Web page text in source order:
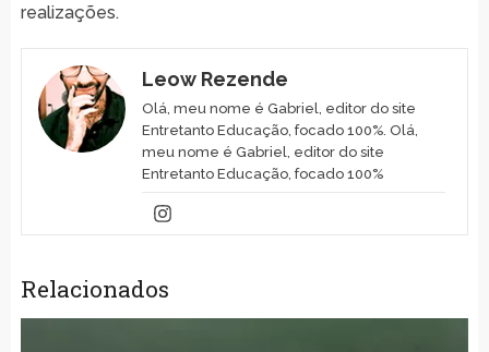
realizações.
Leow Rezende
Olá, meu nome é Gabriel, editor do site
Entretanto Educação, focado 100%. Olá,
meu nome é Gabriel, editor do site
Entretanto Educação, focado 100%
Relacionados